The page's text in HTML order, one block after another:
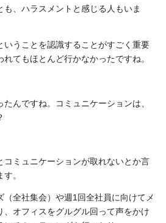
、ハラスメントと感じる人もいま
いうことを認識することがすごく重要
てもほとんど行かなかったですね。
たんですね。コミュニケーションは、
コミュニケーションが取れないとか言
。
（全社集会）や週1回全社員に向けてメ
、オフィスをグルグル回って声をかけ